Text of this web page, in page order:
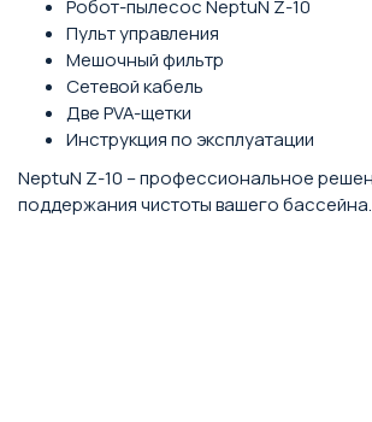
Робот-пылесос NeptuN Z-10
Пульт управления
Мешочный фильтр
Сетевой кабель
Две PVA-щетки
Инструкция по эксплуатации
NeptuN Z-10 – профессиональное
поддержания чистоты вашего бассейна.